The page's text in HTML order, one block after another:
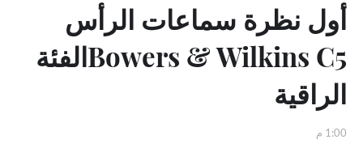
أول نظرة سماعات الرأس
Bowers & Wilkins C5الفئة
الراقية
1:00 م